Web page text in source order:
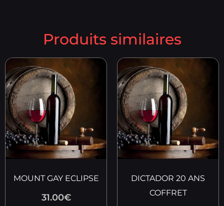
Produits similaires
MOUNT GAY ECLIPSE
31.00€
DICTADOR 20 ANS
COFFRET